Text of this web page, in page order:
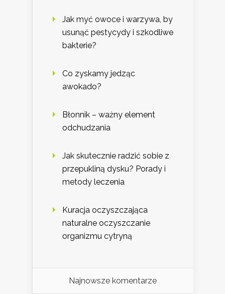
Jak myć owoce i warzywa, by
usunąć pestycydy i szkodliwe
bakterie?
Co zyskamy jedząc
awokado?
Błonnik – ważny element
odchudzania
Jak skutecznie radzić sobie z
przepukliną dysku? Porady i
metody leczenia
Kuracja oczyszczająca
naturalne oczyszczanie
organizmu cytryną
Najnowsze komentarze